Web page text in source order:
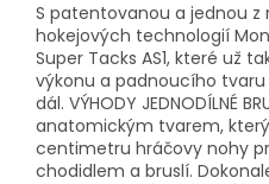
S patentovanou a jednou z
hokejových technologií
Super Tacks AS1, které už
výkonu a padnoucího
dál. VÝHODY JEDNODÍLNÉ
anatomickým tvarem,
centimetru hráčovy nohy
chodidlem a bruslí.